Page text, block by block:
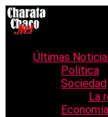
Últimas
Política
Sociedad
La
Economía